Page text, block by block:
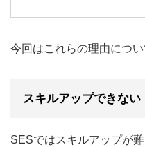
今回はこれらの理由につ
スキルアップできない
SESではスキルアップが